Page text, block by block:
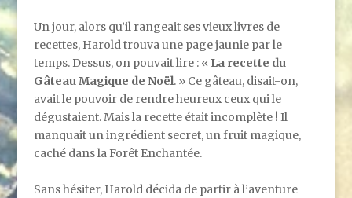
Un jour, alors qu’il rangeait ses vieux livres de
recettes, Harold trouva une page jaunie par le
temps. Dessus, on pouvait lire : « La recette du
Gâteau Magique de Noël. » Ce gâteau, disait-on,
avait le pouvoir de rendre heureux ceux qui le
dégustaient. Mais la recette était incomplète ! Il
manquait un ingrédient secret, un fruit magique,
caché dans la Forêt Enchantée.
Sans hésiter, Harold décida de partir à l’aventure